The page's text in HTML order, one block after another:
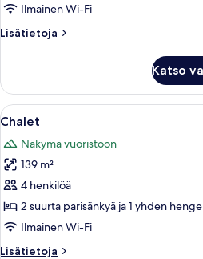
kuvatIlmainen Wi-Fi
Lisätietoja
Lisätietoja
McGill)
Katso
Avaa
kaikki
huonetyypin
Chalet
kuvat
8
Chalet
Näkymä vuoristoon
139 m²
4 henkilöä
2 suurta parisänkyä ja 1 yhden
Ilmainen Wi-Fi
Lisätietoja
Lisätietoja